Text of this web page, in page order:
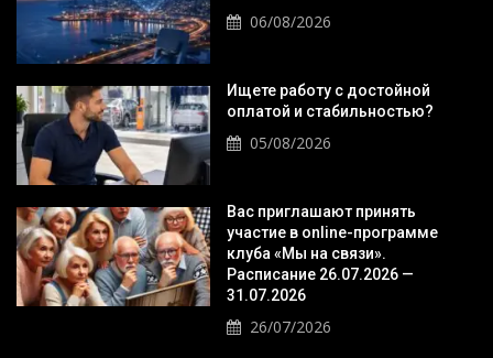
06/08/2026
Ищете работу с достойной
оплатой и стабильностью?
05/08/2026
Вас приглашают принять
участие в online-программе
клуба «Мы на связи».
Расписание 26.07.2026 —
31.07.2026
26/07/2026